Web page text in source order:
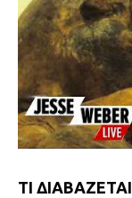
TI ΔΙΑΒΑΖΕΤΑΙ